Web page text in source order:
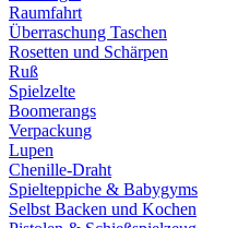
Raumfahrt
Überraschung Taschen
Rosetten und Schärpen
Ruß
Spielzelte
Boomerangs
Verpackung
Lupen
Chenille-Draht
Spielteppiche & Babygyms
Selbst Backen und Kochen